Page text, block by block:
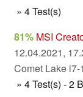
» 4 Test(s)
81% MSI
12.04.2021,
Comet Lake
» 4 Test(s) - 2